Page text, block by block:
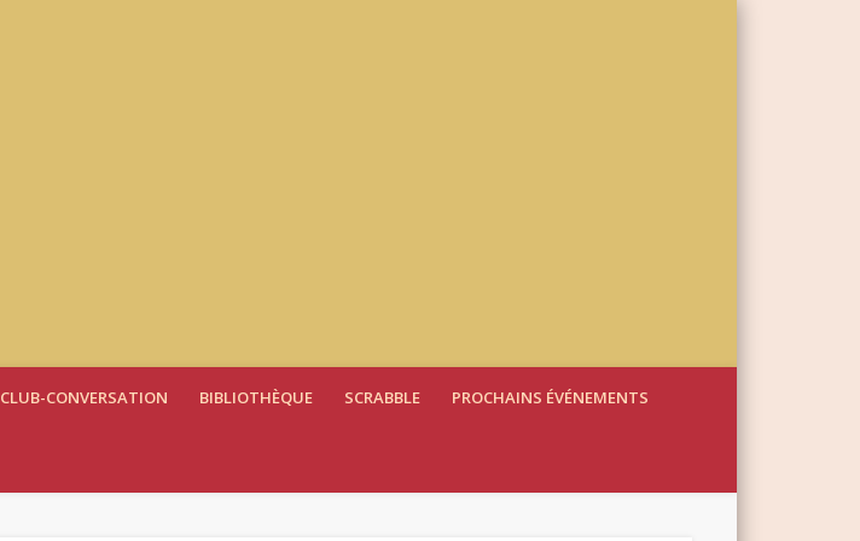
CLUB-CONVERSATION BIBLIOTHÈQUE SCRABBLE PROCHAINS ÉVÉNEMENTS